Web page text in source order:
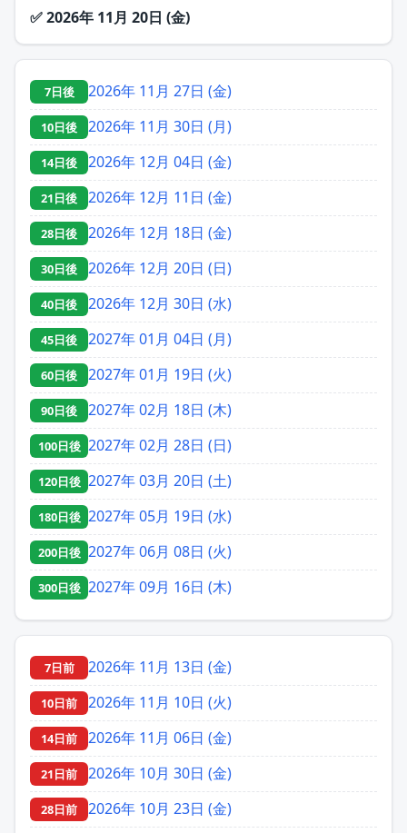
✅2026年 11月 20日 (金)
7日後 2026年 11月 27日 (金)
10日後 2026年 11月 30日 (月)
14日後 2026年 12月 04日 (金)
21日後 2026年 12月 11日 (金)
28日後 2026年 12月 18日 (金)
30日後 2026年 12月 20日 (日)
40日後 2026年 12月 30日 (水)
45日後 2027年 01月 04日 (月)
60日後 2027年 01月 19日 (火)
90日後 2027年 02月 18日 (木)
100日後 2027年 02月 28日 (日)
120日後 2027年 03月 20日 (土)
180日後 2027年 05月 19日 (水)
200日後 2027年 06月 08日 (火)
300日後 2027年 09月 16日 (木)
7日前 2026年 11月 13日 (金)
10日前 2026年 11月 10日 (火)
14日前 2026年 11月 06日 (金)
21日前 2026年 10月 30日 (金)
28日前 2026年 10月 23日 (金)